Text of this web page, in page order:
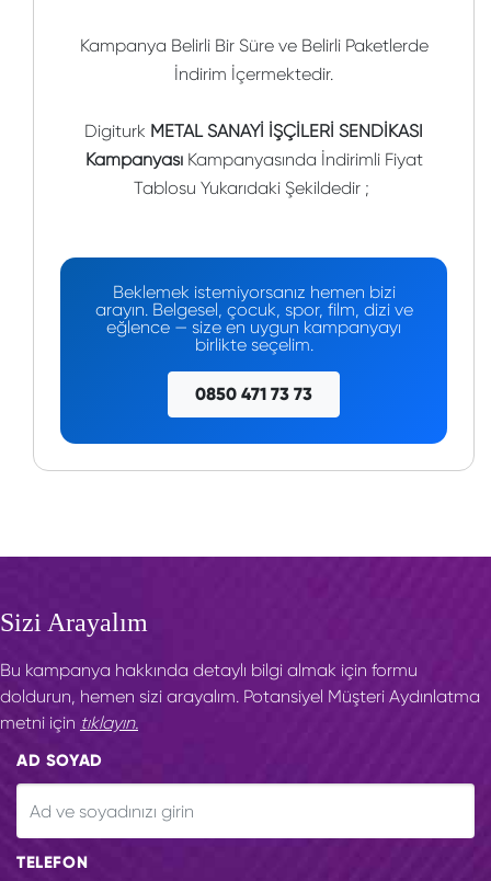
Kampanya Belirli Bir Süre ve Belirli Paketlerde
İndirim İçermektedir.
Digiturk METAL SANAYİ İŞÇİLERİ SENDİKASI
KampanyasıKampanyasında İndirimli Fiyat
Tablosu Yukarıdaki Şekildedir ;
Beklemek istemiyorsanız hemen bizi
arayın. Belgesel, çocuk, spor, film, dizi ve
eğlence — size en uygun kampanyayı
birlikte seçelim.
0850 471 73 73
Sizi Arayalım
Bu kampanya hakkında detaylı bilgi almak için formu
doldurun, hemen sizi arayalım. Potansiyel Müşteri Aydınlatma
metni için tıklayın.
AD SOYAD
TELEFON